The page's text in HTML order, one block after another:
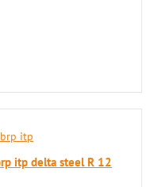
itp delta steel R 12